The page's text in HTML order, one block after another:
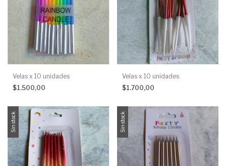
Velas x 10 unidades
$1.500,00
Velas x 10 unidades
$1.700,00
Sin stock Sin stock